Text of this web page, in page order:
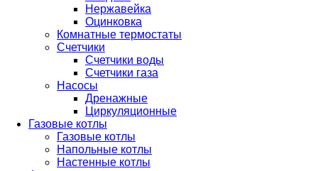
Нержавейка
Оцинковка
Комнатные термостаты
Счетчики
Счетчики воды
Счетчики газа
Насосы
Дренажные
Циркуляционные
Газовые котлы
Газовые котлы
Напольные котлы
Настенные котлы